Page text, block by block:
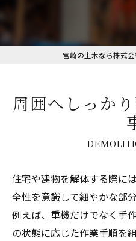
宮崎の土木なら株式
周囲へしっか
住宅や建物を解体する際に
全性を意識して細やかな部
例えば、重機だけでなく手
の状態に応じた作業手順を